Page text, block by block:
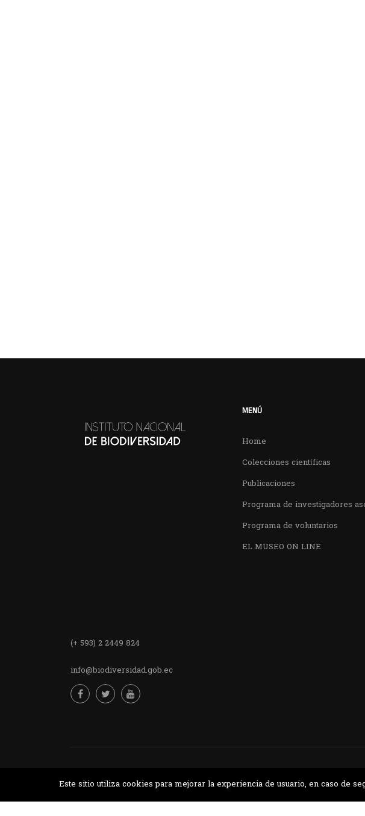
(+ 593) 2 2449 824
info@biodiversidad.gob.ec
MENÚ
Home
Colecciones científicas
Publicaciones
Programa de investigadores
Programa de voluntarios
EL MUSEO ON LINE
Este sitio utiliza cookies para mejorar la experiencia de usuario, en caso de